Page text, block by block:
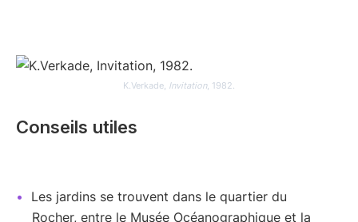
K.Verkade, Invitation, 1982.
Conseils utiles
Les jardins se trouvent dans le quartier du
Rocher, entre le Musée Océanographique et la